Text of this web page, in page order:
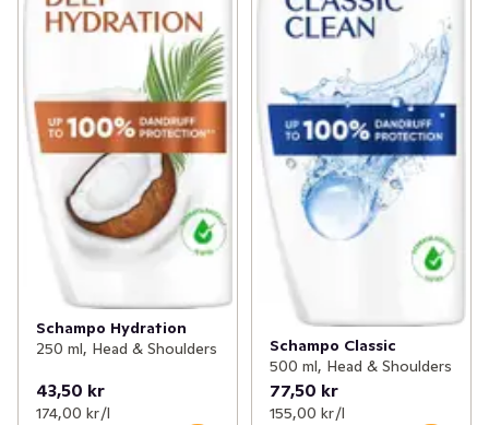
Schampo Hydration
250 ml, Head & Shoulders
43,50 kr
174,00 kr /l
Schampo Classic
500 ml, Head & Shoulders
77,50 kr
155,00 kr /l